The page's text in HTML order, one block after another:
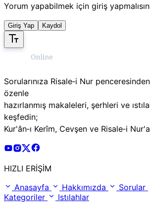
Yorum yapabilmek için giriş
Giriş Yap Kaydol
Sorularınıza Risale‑i Nur
özenle
hazırlanmış makaleleri, şerhleri ve
keşfedin;
Kur'ân‑ı Kerîm, Cevşen ve Risale‑i
Risale Online Youtube Hesabı
Risale Online Instagram Hesabı
Risale Online X Hesabı
HIZLI ERİŞİM
Anasayfa
Hakkımızda Sorular
Kategoriler
Istılahlar